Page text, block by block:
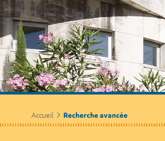
Accueil Recherche avancée